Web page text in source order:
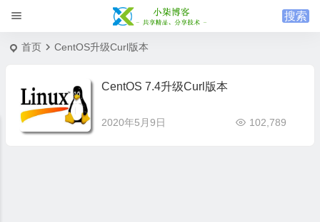
首页 CentOS升级Curl版本
CentOS 7.4升级Curl版本
2020年5月9日 102,789